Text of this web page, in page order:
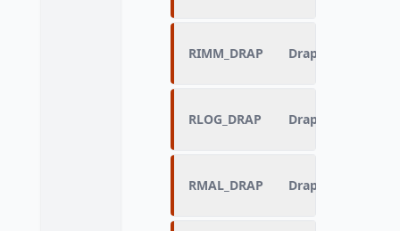
RIMM_DRAP Drapeau de RIMM
RLOG_DRAP Drapeau de RLOG
RMAL_DRAP Drapeau de RMAL